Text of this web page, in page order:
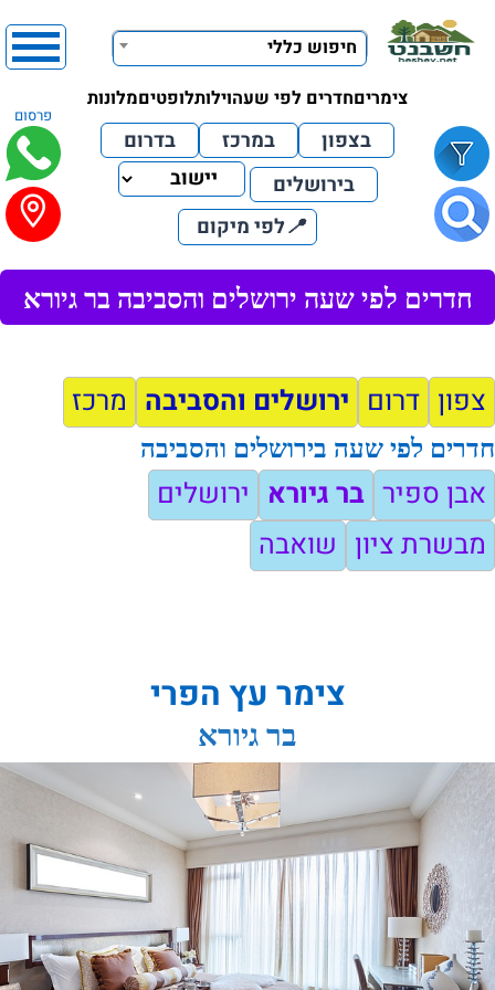
חיפוש כללי
צימריםחדרים לפי שעהוילותלופטיםמלונות
פרסום
בצפון במרכז
בדרום
בירושלים
📍לפי מיקום
חדרים לפי שעה ירושלים והסביבה בר גיורא
צפון דרום ירושלים והסביבה מרכז
חדרים לפי שעה בירושלים והסביבה
אבן ספיר בר גיורא ירושלים
מבשרת ציון שואבה
צימר עץ הפרי
בר גיורא